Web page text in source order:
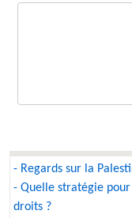
- Regards sur la
- Quelle stratégie
droits ?